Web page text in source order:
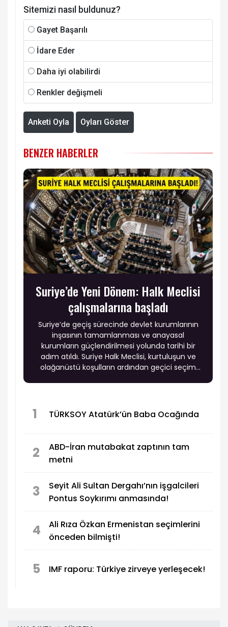
Sitemizi nasıl buldunuz?
Gayet Başarılı
İdare Eder
Daha iyi olabilirdi
Renkler değişmeli
Anketi Oyla Oyları Göster
BENZER HABERLER
Suriye’de Yeni Dönem: Halk Meclisi
çalışmalarına başladı
Suriye’de geçiş sürecinde devlet kurumlarının
inşasının tamamlanması ve anayasal
kurumların güçlendirilmesi yolunda tarihi bir
adım atıldı. Suriye Halk Meclisi, kurtuluşun ve
olağanüstü koşulların ardından geçici seçim
1 TÜRKSOY Atatürk’ün Baba Ocağında
2
ABD-İran mutabakat zaptının tam
metni
3
Seyit Ali Sultan Dergahı’nın işgalcileri
Pontus Soykırımı anmasında!
4
Ali Rıza Özkan Ermenistan seçimlerini
önceden bilmişti!
5 IMF raporu: Türkiye zirveye yerleşecek!